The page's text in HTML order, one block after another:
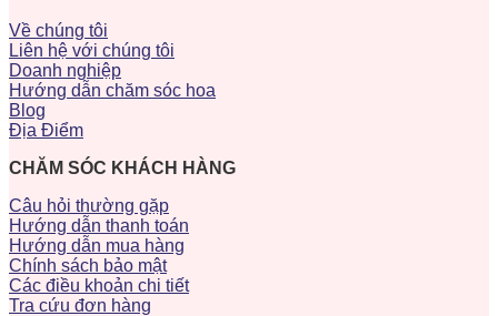
Về chúng tôi
Liên hệ với chúng tôi
Doanh nghiệp
Hướng dẫn chăm sóc hoa
Blog
Địa Điểm
CHĂM SÓC KHÁCH HÀNG
Câu hỏi thường gặp
Hướng dẫn thanh toán
Hướng dẫn mua hàng
Chính sách bảo mật
Các điều khoản chi tiết
Tra cứu đơn hàng